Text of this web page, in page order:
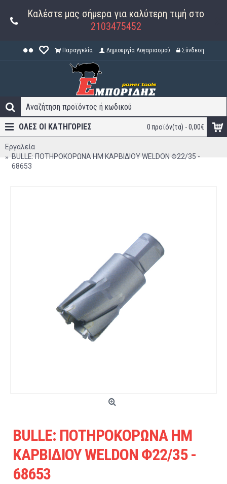
Καλέστε μας σήμερα για καλύτερη τιμή στο
2103475452
Παραγγελία Δημιουργία Λογαριασμού Σύνδεση
0 προϊόν(τα) - 0,00€
ΟΛΕΣ ΟΙ ΚΑΤΗΓΟΡΊΕΣ
Εργαλεία
BULLE: ΠΟΤΗΡΟΚΟΡΩΝΑ HM ΚΑΡΒΙΔΙΟΥ WELDON Φ22/35 -
68653
BULLE: ΠΟΤΗΡΟΚΟΡΩΝΑ HM
ΚΑΡΒΙΔΙΟΥ WELDON Φ22/35 -
68653